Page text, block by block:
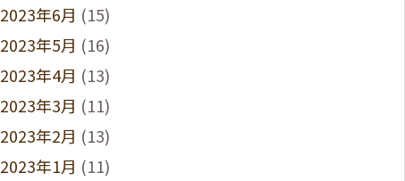
2023年6月 (15)
2023年5月 (16)
2023年4月 (13)
2023年3月 (11)
2023年2月 (13)
2023年1月 (11)